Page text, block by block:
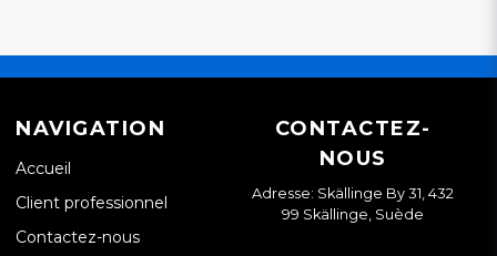
NAVIGATION
Accueil
Client professionnel
Contactez-nous
CONTACTEZ-
NOUS
Adresse: Skällinge By 31, 432
99 Skällinge, Suède